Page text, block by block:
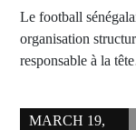
Le football
organisation
responsable à la
MARCH 19,